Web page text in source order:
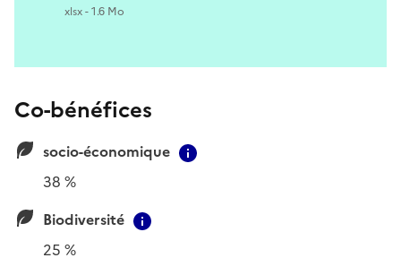
xlsx - 1.6 Mo
Co-bénéfices
socio-économique
38 %
Biodiversité
25 %